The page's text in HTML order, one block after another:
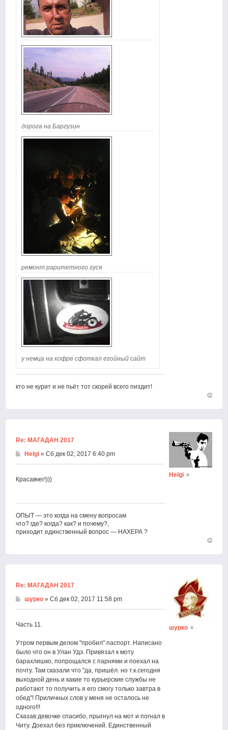
дорога на Баргузин
ремонт раритетного гуся
у немца на кофре сфоткал егойный сайт
кто не курит и не пьёт тот скорей всего пиздит!
Re: МАГАДАН 2017
Helgi » Сб дек 02, 2017 6:40 pm
Красавчег!)))
ОПЫТ — это когда на смену вопросам
что? где? когда? как? и почему?,
приходит единственный вопрос — НАХЕРА ?
Helgi
Re: МАГАДАН 2017
шурко » Сб дек 02, 2017 11:58 pm
Часть 11.
Утром первым делом "пробил" паспорт. Написано
было что он в Улан Удэ. Привязал к моту
барахлишко, попрощался с парнями и поехал на
почту. Там сказали что "да, пришёл. но т.к.сегодня
выходной день и какие то курьерские службы не
работают то получить я его смогу только завтра в
обед"! Приличных слов у меня не осталось не
одного!!!
Сказав девочке спасибо, прыгнул на мот и погнал в
Читу. Доехал без приключений. Единственный
шурко